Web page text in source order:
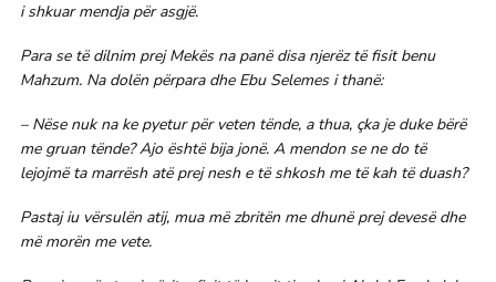
i shkuar mendja për asgjë.
Para se të dilnim prej Mekës na panë disa njerëz të fisit benu
Mahzum. Na dolën përpara dhe Ebu Selemes i thanë:
– Nëse nuk na ke pyetur për veten tënde, a thua, çka je duke bërë
me gruan tënde? Ajo është bija jonë. A mendon se ne do të
lejojmë ta marrësh atë prej nesh e të shkosh me të kah të duash?
Pastaj iu vërsulën atij, mua më zbritën me dhunë prej devesë dhe
më morën me vete.